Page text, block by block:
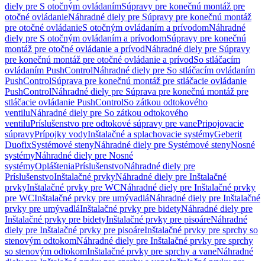
diely pre S otočným ovládanímSúpravy pre konečnú montáž pre
otočné ovládanieNáhradné diely pre Súpravy pre konečnú montáž
pre otočné ovládanieS otočným ovládaním a prívodomNáhradné
diely pre S otočným ovládaním a prívodomSúpravy pre konečnú
montáž pre otočné ovládanie a prívodNáhradné diely pre Súpravy
pre konečnú montáž pre otočné ovládanie a prívodSo stláčacím
ovládaním PushControlNáhradné diely pre So stláčacím ovládaním
PushControlSúprava pre konečnú montáž pre stláčacie ovládanie
PushControlNáhradné diely pre Súprava pre konečnú montáž pre
stláčacie ovládanie PushControlSo zátkou odtokového
ventiluNáhradné diely pre So zátkou odtokového
ventiluPríslušenstvo pre odtokové súpravy pre vanePripojovacie
súpravyPrípojky vodyInštalačné a splachovacie systémyGeberit
DuofixSystémové stenyNáhradné diely pre Systémové stenyNosné
systémyNáhradné diely pre Nosné
systémyOplášteniaPríslušenstvoNáhradné diely pre
PríslušenstvoInštalačné prvkyNáhradné diely pre Inštalačné
prvkyInštalačné prvky pre WCNáhradné diely pre Inštalačné prvky
pre WCInštalačné prvky pre umývadláNáhradné diely pre Inštalačné
prvky pre umývadláInštalačné prvky pre bidetyNáhradné diely pre
Inštalačné prvky pre bidetyInštalačné prvky pre pisoáreNáhradné
diely pre Inštalačné prvky pre pisoáreInštalačné prvky pre sprchy so
stenovým odtokomNáhradné diely pre Inštalačné prvky pre sprchy
so stenovým odtokomInštalačné prvky pre sprchy a vaneNáhradné